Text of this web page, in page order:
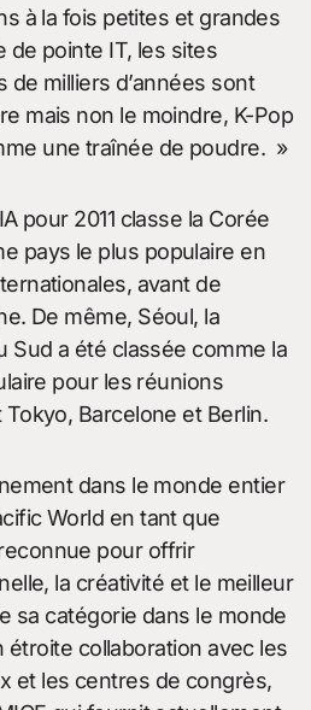
à la fois petites et grandes
de pointe IT, les sites
milliers d’années sont
mais non le moindre, K-Pop
une traînée de poudre. »
pour 2011 classe la Corée
pays le plus populaire en
avant de
De même, Séoul, la
Sud a été classée comme la
pour les réunions
Barcelone et Berlin.
dans le monde entier
World en tant que
pour offrir
la créativité et le meilleur
sa catégorie dans le monde
étroite collaboration avec les
et les centres de congrès,